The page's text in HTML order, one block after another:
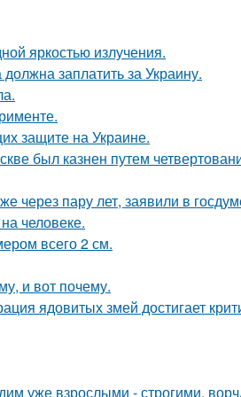
яркостью излучения.
заплатить за Украину.
защите на Украине.
был казнен путем
через пару лет, заявили в
человеке.
всего 2 см.
и вот почему.
ядовитых змей достигает
уже взрослыми - строгими,